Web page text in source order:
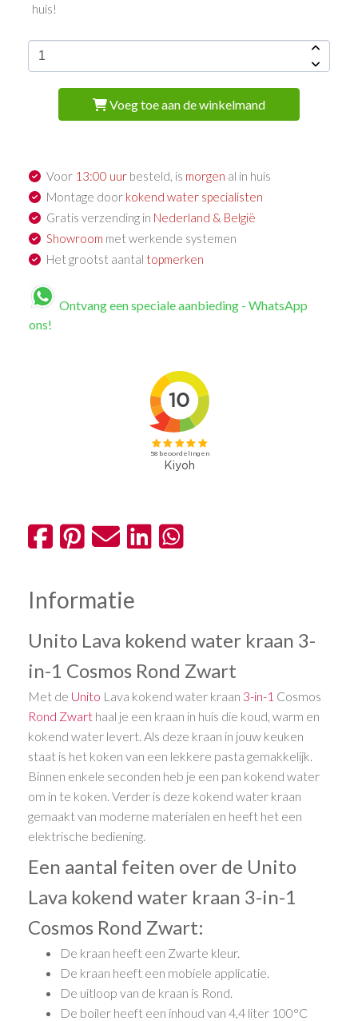
huis!
Voeg toe aan de winkelmand
Voor 13:00 uur besteld, is morgen al in huis
Montage door kokend water specialisten
Gratis verzending in Nederland & België
Showroom met werkende systemen
Het grootst aantal topmerken
Ontvang een speciale aanbieding - WhatsApp
ons!
Informatie
Unito Lava kokend water kraan 3-
in-1 Cosmos Rond Zwart
Met de Unito Lava kokend water kraan 3-in-1 Cosmos
Rond Zwart haal je een kraan in huis die koud, warm en
kokend water levert. Als deze kraan in jouw keuken
staat is het koken van een lekkere pasta gemakkelijk.
Binnen enkele seconden heb je een pan kokend water
om in te koken. Verder is deze kokend water kraan
gemaakt van moderne materialen en heeft het een
elektrische bediening.
Een aantal feiten over de Unito
Lava kokend water kraan 3-in-1
Cosmos Rond Zwart:
De kraan heeft een Zwarte kleur.
De kraan heeft een mobiele applicatie.
De uitloop van de kraan is Rond.
De boiler heeft een inhoud van 4,4 liter 100°C